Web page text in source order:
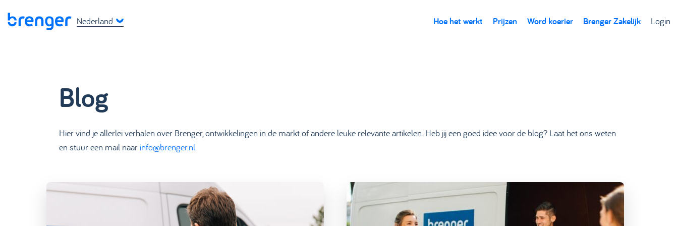
Nederland Hoe het werkt Prijzen Word koerier Brenger Zakelijk Login
Blog
Hier vind je allerlei verhalen over Brenger, ontwikkelingen in de markt of andere leuke relevante artikelen. Heb jij een goed idee voor de blog? Laat het ons weten
en stuur een mail naar info@brenger.nl.